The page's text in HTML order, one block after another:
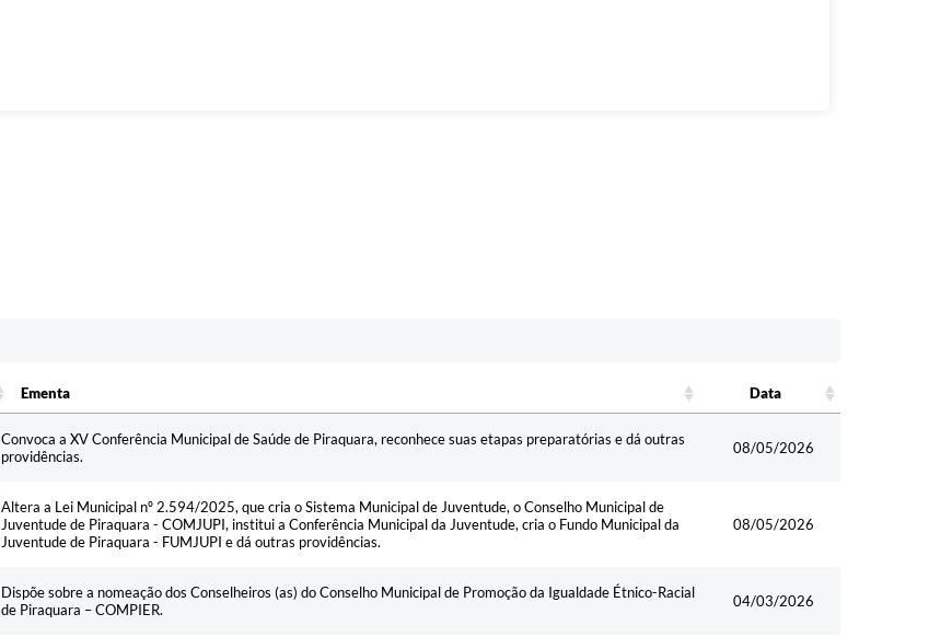
Ementa
Data
Convoca a XV Conferência Municipal de Saúde de Piraquara, reconhece suas etapas preparatórias e dá outras
providências.
08/05/2026
Altera a Lei Municipal nº 2.594/2025, que cria o Sistema Municipal de Juventude, o Conselho Municipal de
Juventude de Piraquara - COMJUPI, institui a Conferência Municipal da Juventude, cria o Fundo Municipal da
Juventude de Piraquara - FUMJUPI e dá outras providências.
08/05/2026
Dispõe sobre a nomeação dos Conselheiros (as) do Conselho Municipal de Promoção da Igualdade Étnico-Racial
de Piraquara – COMPIER.
04/03/2026